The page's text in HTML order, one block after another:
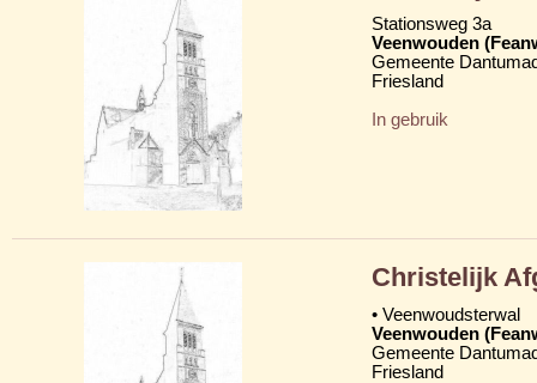
Stationsweg 3a
Veenwouden
Gemeente
Friesland
In gebruik
Christelijk
• Veenwoudsterwal
Veenwouden
Gemeente
Friesland